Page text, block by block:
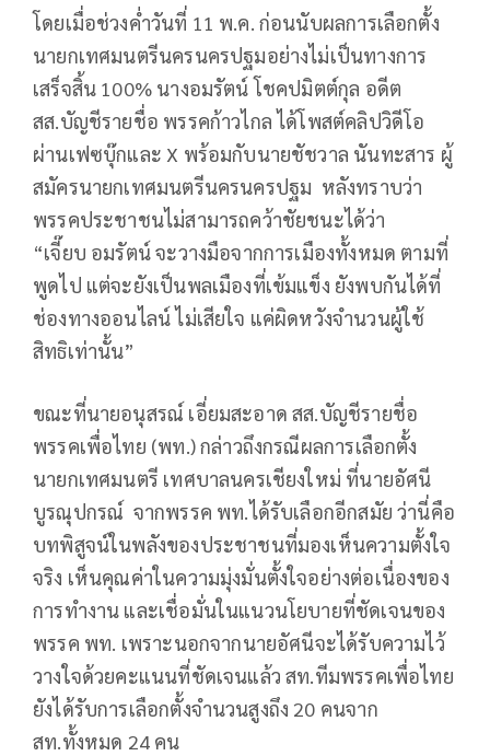
โดยเมื่อช่วงค่ำวันที่ 11 พ.ค. ก่อนนับผลการเลือกตั้ง
นายกเทศมนตรีนครนครปฐมอย่างไม่เป็นทางการ
เสร็จสิ้น 100% นางอมรัตน์ โชคปมิตต์กุล อดีต
สส.บัญชีรายชื่อ พรรคก้าวไกล ได้โพสต์คลิปวิดีโอ
ผ่านเฟซบุ๊กและ X พร้อมกับนายชัชวาล นันทะสาร ผู้
สมัครนายกเทศมนตรีนครนครปฐม หลังทราบว่า
พรรคประชาชนไม่สามารถคว้าชัยชนะได้ว่า
“เจี๊ยบ อมรัตน์ จะวางมือจากการเมืองทั้งหมด ตามที่
พูดไป แต่จะยังเป็นพลเมืองที่เข้มแข็ง ยังพบกันได้ที่
ช่องทางออนไลน์ ไม่เสียใจ แค่ผิดหวังจำนวนผู้ใช้
สิทธิเท่านั้น”
ขณะที่นายอนุสรณ์ เอี่ยมสะอาด สส.บัญชีรายชื่อ
พรรคเพื่อไทย (พท.) กล่าวถึงกรณีผลการเลือกตั้ง
นายกเทศมนตรี เทศบาลนครเชียงใหม่ ที่นายอัศนี
บูรณุปกรณ์ จากพรรค พท.ได้รับเลือกอีกสมัย ว่านี่คือ
บทพิสูจน์ในพลังของประชาชนที่มองเห็นความตั้งใจ
จริง เห็นคุณค่าในความมุ่งมั่นตั้งใจอย่างต่อเนื่องของ
การทำงาน และเชื่อมั่นในแนวนโยบายที่ชัดเจนของ
พรรค พท. เพราะนอกจากนายอัศนีจะได้รับความไว้
วางใจด้วยคะแนนที่ชัดเจนแล้ว สท.ทีมพรรคเพื่อไทย
ยังได้รับการเลือกตั้งจำนวนสูงถึง 20 คนจาก
สท.ทั้งหมด 24 คน